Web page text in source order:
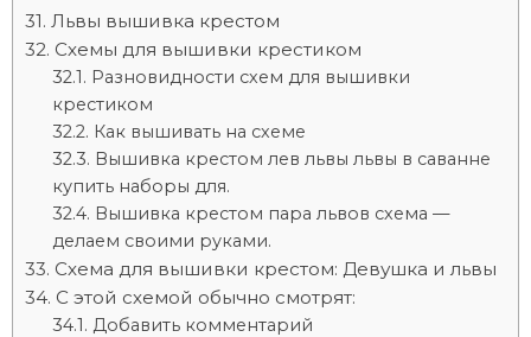
Львы вышивка крестом
Схемы для вышивки крестиком
Разновидности схем для вышивки
крестиком
Как вышивать на схеме
Вышивка крестом лев львы львы в саванне
купить наборы для.
Вышивка крестом пара львов схема —
делаем своими руками.
Схема для вышивки крестом: Девушка и львы
С этой схемой обычно смотрят:
Добавить комментарий